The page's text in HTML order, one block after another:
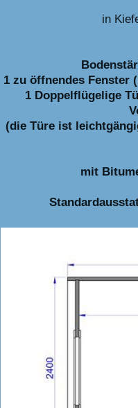
in
1 zu öffnendes Fenster
1 Doppelflügelige
(die Türe ist
mit